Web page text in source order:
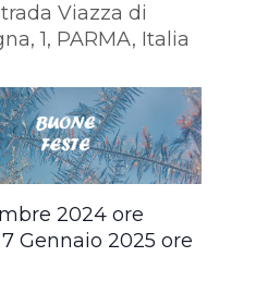
Viazza di
1, PARMA, Italia
2024 ore
7 Gennaio 2025 ore